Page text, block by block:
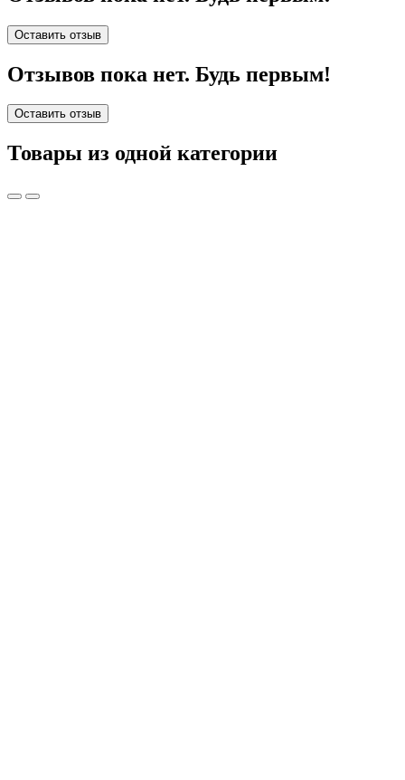
Оставить отзыв
Отзывов пока нет. Будь первым!
Оставить отзыв
Товары из одной категории